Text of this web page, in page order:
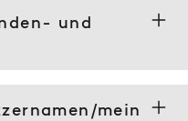
und
mein